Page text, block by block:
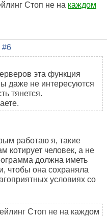
Стоп не на каждом
#6
эта функция
даже не интересуются
тянется.
работаю я, такие
котирует человек, а не
должна иметь
чтобы она сохраняла
условиях со
Стоп не на каждом